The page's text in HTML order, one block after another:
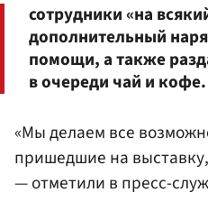
сотрудники «на
дополнительный
помощи, а также
в очереди чай и кофе.
«Мы делаем все
пришедшие на
— отметили в пресс-